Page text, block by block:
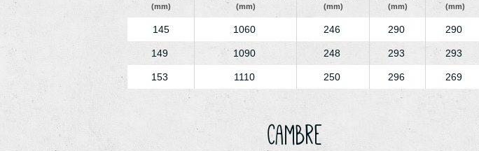
(mm)
(mm)
(mm)
(mm)
(mm)
145 1060 246 290 290
149 1090 248 293 293
153 1110 250 296 269
Cambre